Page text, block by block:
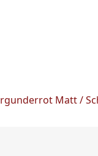
Matt /